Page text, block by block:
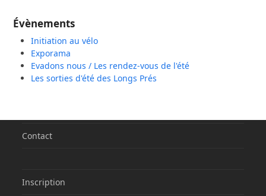
Évènements
Initiation au vélo
Exporama
Evadons nous / Les rendez-vous de l'été
Les sorties d'été des Longs Prés
Contact
Inscription